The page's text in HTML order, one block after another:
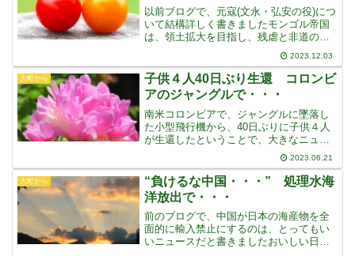
以前ブログで、元寇(文永・弘安の役)につ
いて結構詳しく書きましたモンゴル帝国
は、領土拡大を目指し、残虐と非道の限
りを尽くし、いくつもの民族と文化を絶
滅させ、ユーラシア大陸をほぼ手中に
し、目と鼻の先の日本に侵攻してきまし
たこの国難時、幕府から
2023.12.03
大町から
子供４人40日ぶり生還 コロンビ
アのジャングルで・・・
南米コロンビアで、ジャングルに墜落し
た小型飛行機から、40日ぶりに子供４人
が生還したということで、大きなニュー
スになっています母親と子供４人と操縦
士２人の、計７人の乗った小型飛行機が
アマゾンのジャングルに墜落したのだそ
うですそして墜落した機
2023.06.21
大町から
“負けるな中国・・・” 処理水海
洋放出で・・・
前のブログで、中国が日本の海産物を全
面的に輸入禁止にするのは、とってもい
いニュースだと書きましたおいしい日本